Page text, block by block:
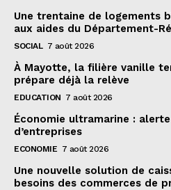
Une trentaine de logements
aux aides du Département-
SOCIAL 7 août 2026
À Mayotte, la filière vanille
prépare déjà la relève
EDUCATION 7 août 2026
Économie ultramarine :
d’entreprises
ECONOMIE 7 août 2026
Une nouvelle solution de
besoins des commerces de